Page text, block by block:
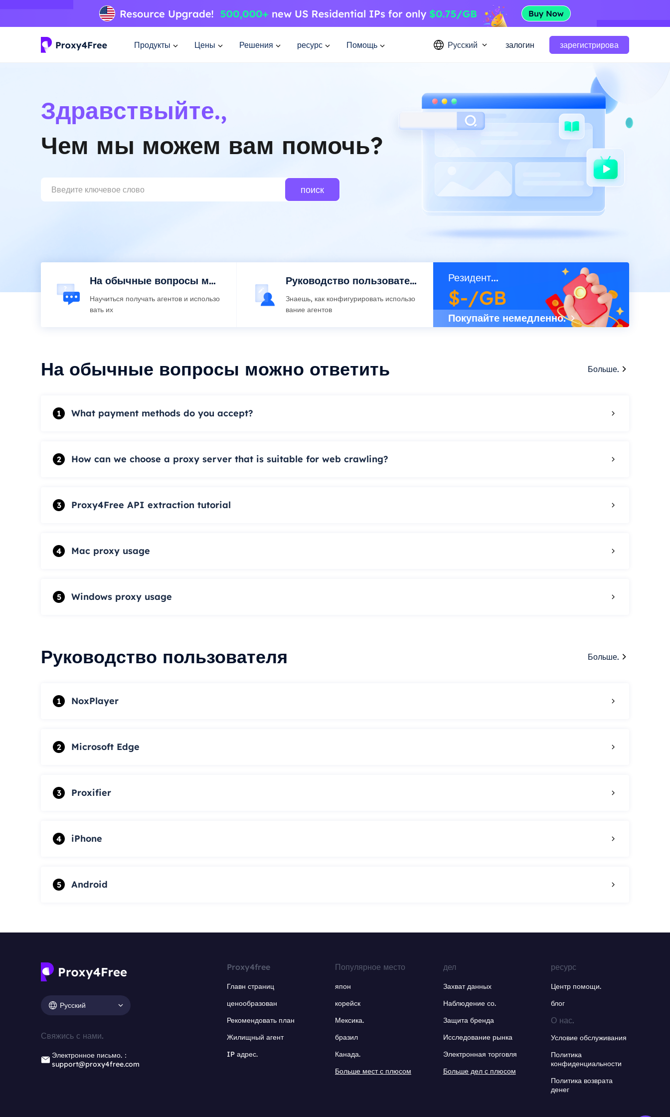
Продукты Цены Решения ресурс Помощь Русский залогин зарегистрирова
Здравствыйте.,
Чем мы можем вам помочь?
поиск
На обычные вопросы мо
жно ответить
Научиться получать агентов и использо
вать их
Руководство пользовател
я
Знаешь, как конфигурировать использо
вание агентов
Резидент...
$-/GB
Покупайте немедленно.
На обычные вопросы можно ответить Больше.
1 What payment methods do you accept?
2 How can we choose a proxy server that is suitable for web crawling?
3 Proxy4Free API extraction tutorial
4 Mac proxy usage
5 Windows proxy usage
Руководство пользователя Больше.
1 NoxPlayer
2 Microsoft Edge
3 Proxifier
4 iPhone
5 Android
Русский
Свяжись с нами.
Электронное письмо.：
support@proxy4free.com
Proxy4free
Главн страниц
ценообразован
Рекомендовать план
Жилищный агент
IP адрес.
Популярное место
япон
корейск
Мексика.
бразил
Канада.
Больше мест с плюсом
дел
Захват данных
Наблюдение со.
Защита бренда
Исследование рынка
Электронная торговля
Больше дел с плюсом
ресурс
Центр помощи.
блог
О нас.
Условие обслуживания
Политика
конфиденциальности
Политика возврата
денег